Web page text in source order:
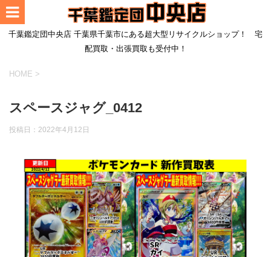
千葉鑑定団中央店 千葉県千葉市にある超大型リサイクルショップ！ 宅
配買取・出張買取も受付中！
HOME >
スペースジャグ_0412
投稿日： 2022年4月12日